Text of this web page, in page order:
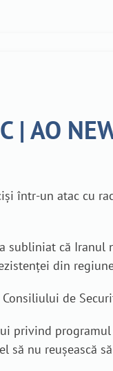
AO
într-un atac cu
subliniat că Iranul
din
de
privind
nu reușească